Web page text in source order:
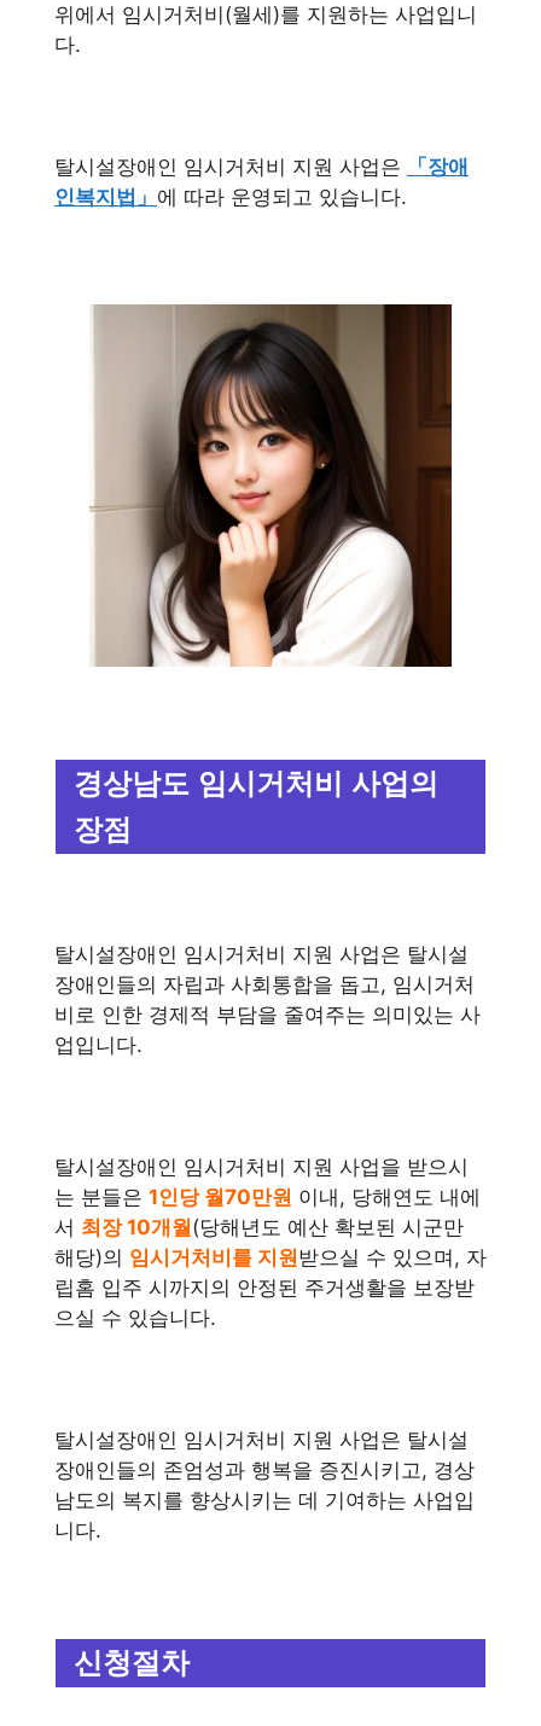
위에서 임시거처비(월세)를 지원하는 사업입니
다.
탈시설장애인 임시거처비 지원 사업은
「장애
인복지법」 에 따라 운영되고 있습니다.
경상남도 임시거처비 사업의
장점
탈시설장애인 임시거처비 지원 사업은 탈시설
장애인들의 자립과 사회통합을 돕고, 임시거처
비로 인한 경제적 부담을 줄여주는 의미있는 사
업입니다.
탈시설장애인 임시거처비 지원 사업을 받으시
는 분들은 1인당 월70만원 이내, 당해연도 내에
서 최장 10개월 (당해년도 예산 확보된 시군만
해당)의 임시거처비를 지원받으실 수 있으며, 자
립홈 입주 시까지의 안정된 주거생활을 보장받
으실 수 있습니다.
탈시설장애인 임시거처비 지원 사업은 탈시설
장애인들의 존엄성과 행복을 증진시키고, 경상
남도의 복지를 향상시키는 데 기여하는 사업입
니다.
신청절차